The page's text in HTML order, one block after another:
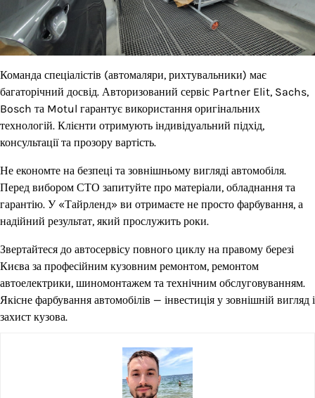
Команда спеціалістів (автомаляри, рихтувальники) має
багаторічний досвід. Авторизований сервіс Partner Elit, Sachs,
Bosch та Motul гарантує використання оригінальних
технологій. Клієнти отримують індивідуальний підхід,
консультації та прозору вартість.
Не економте на безпеці та зовнішньому вигляді автомобіля.
Перед вибором СТО запитуйте про матеріали, обладнання та
гарантію. У «Тайрленд» ви отримаєте не просто фарбування, а
надійний результат, який прослужить роки.
Звертайтеся до автосервісу повного циклу на правому березі
Києва за професійним кузовним ремонтом, ремонтом
автоелектрики, шиномонтажем та технічним обслуговуванням.
Якісне фарбування автомобілів — інвестиція у зовнішній вигляд і
захист кузова.